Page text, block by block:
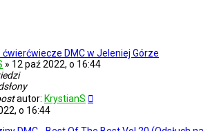
ćwierćwiecze DMC w Jeleniej Górze
» 12 paź 2022, o 16:44
autor: KrystianS
o 16:44